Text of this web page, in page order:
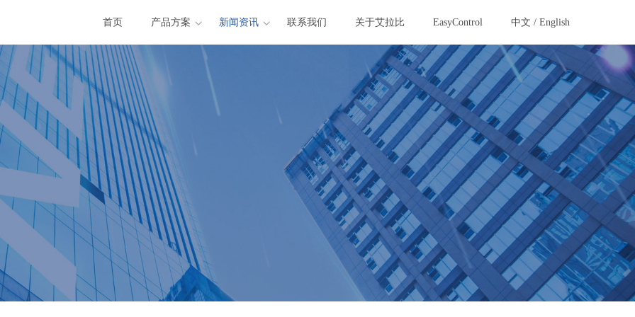
首页 产品方案 新闻资讯 联系我们 关于艾拉比 EasyControl 中文 / English